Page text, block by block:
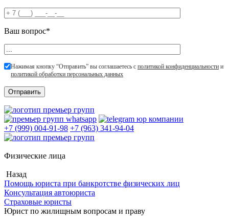
Ваш вопрос*
Нажимая кнопку “Отправить” вы соглашаетесь с политикой конфиденциальности и
политикой обработки персональных данных
+7 (999) 004-91-98 +7 (963) 341-94-04
Физические лица
Назад
Помощь юриста при банкротстве физических лиц
Консультация автоюриста
Страховые юристы
Юрист по жилищным вопросам и праву